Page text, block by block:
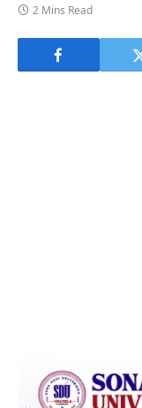
2 Mins Read